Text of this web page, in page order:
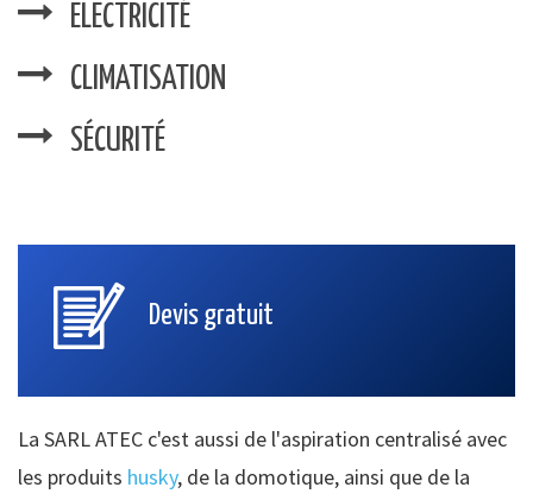
ELECTRICITÉ
CLIMATISATION
SÉCURITÉ
Devis gratuit
La SARL ATEC c'est aussi de l'aspiration centralisé avec
les produits husky, de la domotique, ainsi que de la